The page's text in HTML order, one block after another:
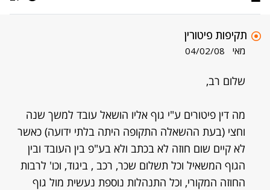
תקיפות פיטורין
מאי 04/02/08
שלום רב,
מה דין פיטורים ע"י גוף אליו הושאל עובד למשך שנה
וחצי (בעת ההשאלה התקופה היתה בלתי ידועה) כאשר
לא קיים שום חוזה לא בכתב ולא בע"פ בין העובד ובין
הגוף המשאיל וכל תשלום שכר, רכב , ביגוד, וכו' לרבות
החוזה המקורי, וכל התנהלות נוספת נעשית מול גוף